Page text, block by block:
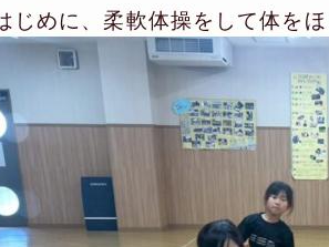
じめに、柔軟体操をして体をほ